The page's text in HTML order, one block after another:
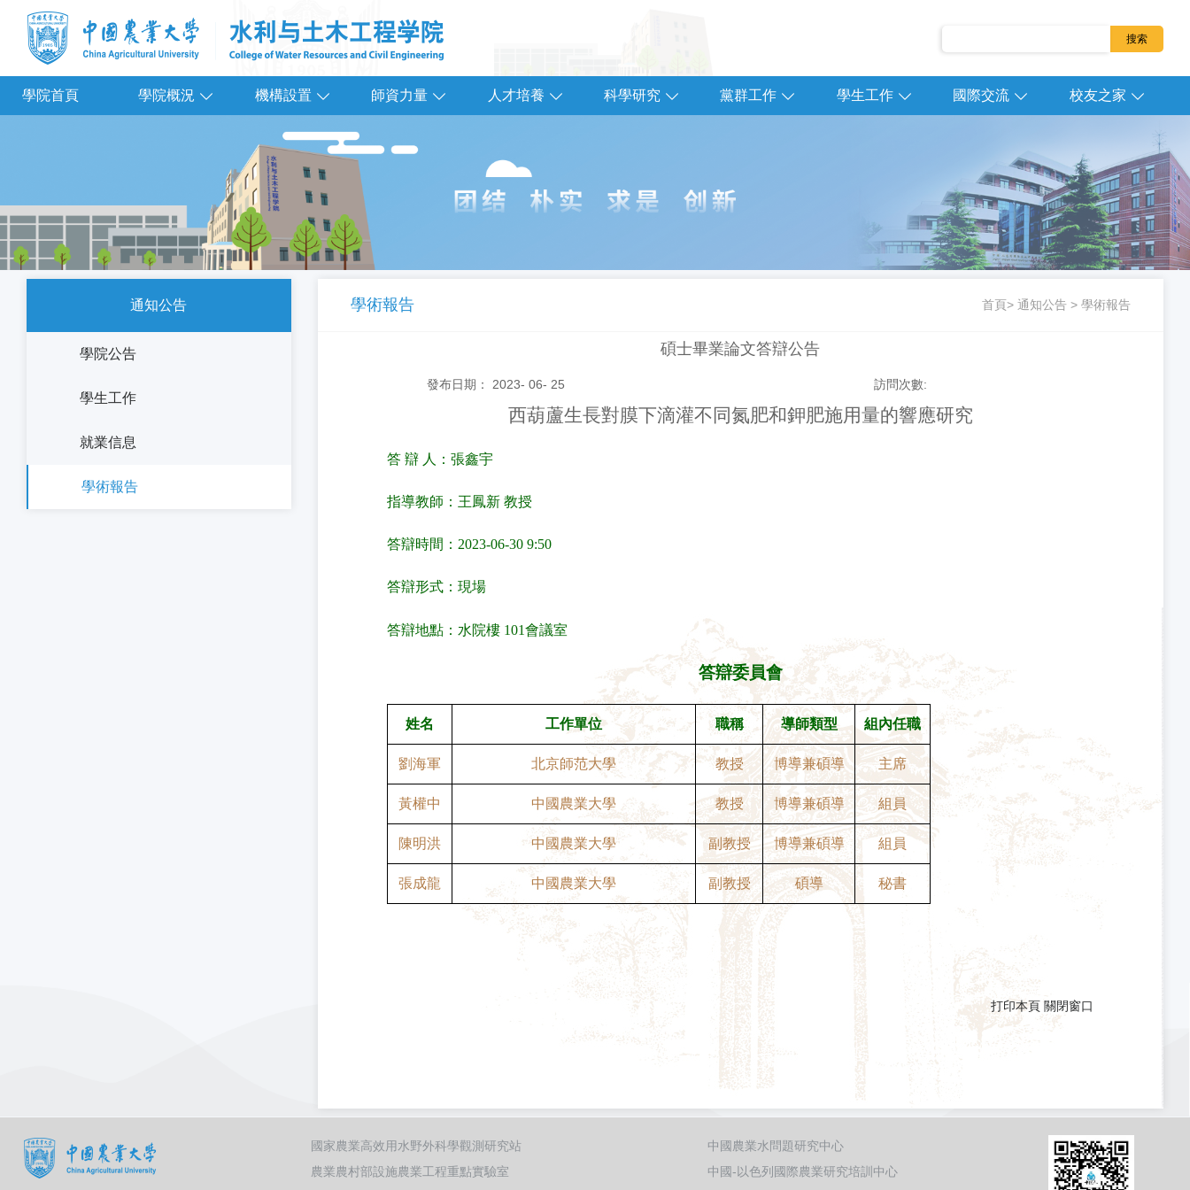
學院首頁 學院概況 機構設置 師資力量 人才培養 科學研究 黨群工作 學生工作 國際交流 校友之家
通知公告
學院公告
學生工作
就業信息
學術報告
學術報告 首頁> 通知公告 > 學術報告
碩士畢業論文答辯公告
發布日期： 2023- 06- 25 訪問次數:
西葫蘆生長對膜下滴灌不同氮肥和鉀肥施用量的響應研究
答 辯 人：張鑫宇
指導教師：王鳳新 教授
答辯時間： 2023-06-30 9:50
答辯形式：現場
答辯地點：水院樓 101會議室
答辯委員會
姓名 工作單位 職稱 導師類型 組內任職
劉海軍 北京師范大學 教授 博導兼碩導 主席
黃權中 中國農業大學 教授 博導兼碩導 組員
陳明洪 中國農業大學 副教授 博導兼碩導 組員
張成龍 中國農業大學 副教授 碩導 秘書
打印本頁 關閉窗口
國家農業高效用水野外科學觀測研究站
農業農村部設施農業工程重點實驗室
中國農業水問題研究中心
中國-以色列國際農業研究培訓中心